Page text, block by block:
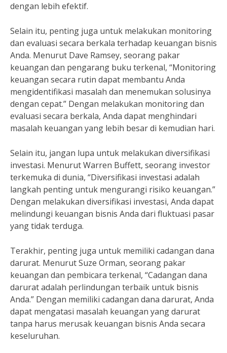
dengan lebih efektif.
Selain itu, penting juga untuk melakukan monitoring
dan evaluasi secara berkala terhadap keuangan bisnis
Anda. Menurut Dave Ramsey, seorang pakar
keuangan dan pengarang buku terkenal, “Monitoring
keuangan secara rutin dapat membantu Anda
mengidentifikasi masalah dan menemukan solusinya
dengan cepat.” Dengan melakukan monitoring dan
evaluasi secara berkala, Anda dapat menghindari
masalah keuangan yang lebih besar di kemudian hari.
Selain itu, jangan lupa untuk melakukan diversifikasi
investasi. Menurut Warren Buffett, seorang investor
terkemuka di dunia, “Diversifikasi investasi adalah
langkah penting untuk mengurangi risiko keuangan.”
Dengan melakukan diversifikasi investasi, Anda dapat
melindungi keuangan bisnis Anda dari fluktuasi pasar
yang tidak terduga.
Terakhir, penting juga untuk memiliki cadangan dana
darurat. Menurut Suze Orman, seorang pakar
keuangan dan pembicara terkenal, “Cadangan dana
darurat adalah perlindungan terbaik untuk bisnis
Anda.” Dengan memiliki cadangan dana darurat, Anda
dapat mengatasi masalah keuangan yang darurat
tanpa harus merusak keuangan bisnis Anda secara
keseluruhan.